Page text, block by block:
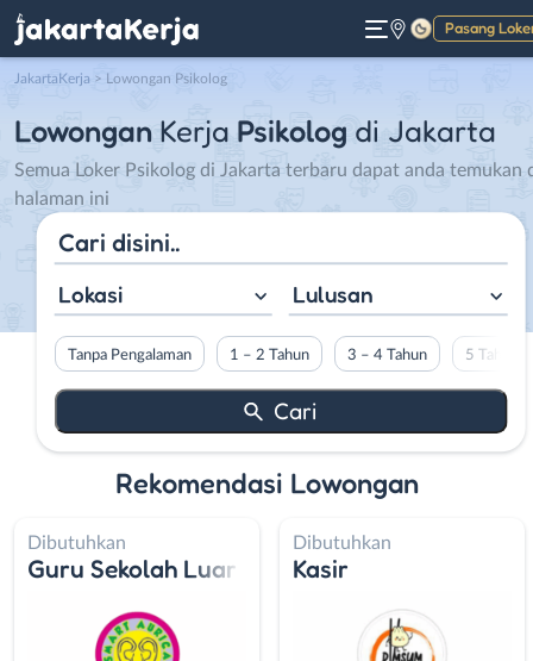
Pasang
Gelap
JakartaKerja > Lowongan Psikolog
Lowongan Kerja Psikolog di Jakarta
Semua Loker Psikolog di Jakarta terbaru dapat anda temukan
halaman ini
Lokasi Lulusan
Tanpa Pengalaman 1 – 2 Tahun 3 – 4 Tahun 5 Tahun
Rekomendasi Lowongan
- MC Live Dancing - MUA
Dibutuhkan
Guru Sekolah Luar Biasa - Admin Staff/
Dibutuhkan
Kasir